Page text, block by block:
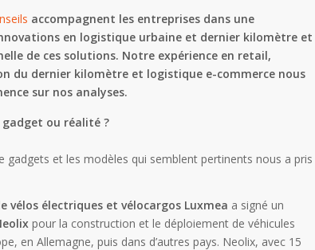
accompagnent les entreprises dans une
en logistique urbaine et dernier kilomètre et
de ces solutions. Notre expérience en retail,
du dernier kilomètre et logistique e-commerce nous
sur nos analyses.
gadget ou réalité ?
gadgets et les modèles qui semblent pertinents nous a pris
vélos électriques et vélocargos Luxmea a signé un
pour la construction et le déploiement de véhicules
en Allemagne, puis dans d’autres pays. Neolix, avec 15